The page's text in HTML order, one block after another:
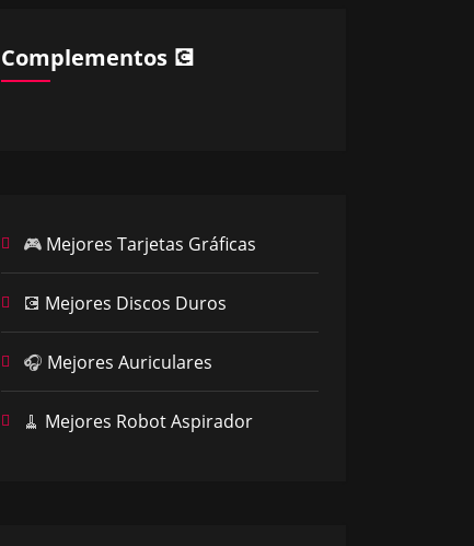
Complementos 💽
🎮 Mejores Tarjetas Gráficas
💽 Mejores Discos Duros
🎧 Mejores Auriculares
🧹 Mejores Robot Aspirador